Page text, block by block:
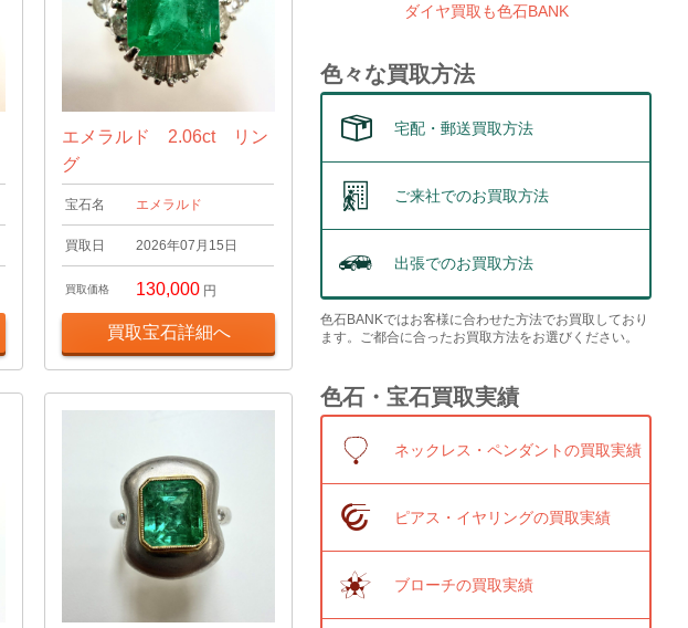
エメラルド 2.06ct リン
グ
宝石名 エメラルド
買取日 2026年07月15日
買取価格 130,000 円
買取宝石詳細へ
ダイヤ買取も色石BANK
色々な買取方法
宅配・郵送買取方法
ご来社でのお買取方法
出張でのお買取方法
色石BANKではお客様に合わせた方法でお買取しており
ます。ご都合に合ったお買取方法をお選びください。
色石・宝石買取実績
ネックレス・ペンダントの買取実績
ピアス・イヤリングの買取実績
ブローチの買取実績